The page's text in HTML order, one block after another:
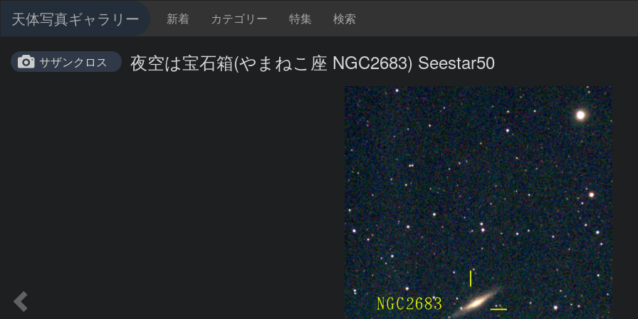
天体写真ギャラリー 新着 カテゴリー 特集 検索
サザンクロス 夜空は宝石箱(やまねこ座 NGC2683) Seestar50